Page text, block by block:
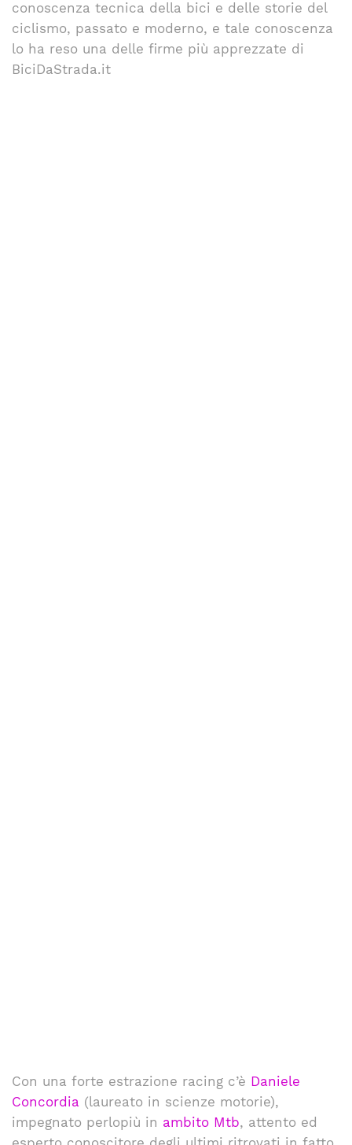
conoscenza tecnica della bici e delle storie del
ciclismo, passato e moderno, e tale conoscenza
lo ha reso una delle firme più apprezzate di
BiciDaStrada.it
Con una forte estrazione racing c’è Daniele
Concordia (laureato in scienze motorie),
impegnato perlopiù in ambito Mtb, attento ed